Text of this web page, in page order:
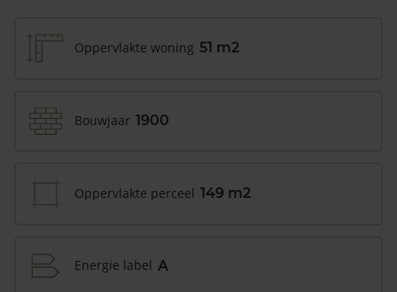
Oppervlakte woning 51 m2
Bouwjaar 1900
Oppervlakte perceel 149 m2
Energie label A